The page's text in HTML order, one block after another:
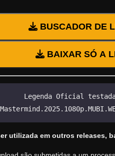
BUSCADOR DE
BAIXAR SÓ A
Legenda Oficial
utilizada em outros releases,